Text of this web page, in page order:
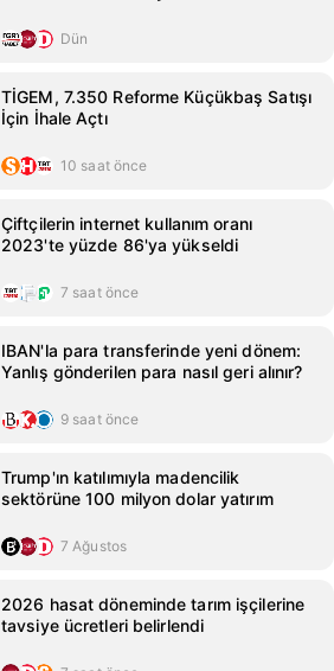
Dün
TİGEM, 7.350 Reforme Küçükbaş Satışı
İçin İhale Açtı
10 saat önce
Çiftçilerin internet kullanım oranı
2023'te yüzde 86'ya yükseldi
7 saat önce
IBAN'la para transferinde yeni dönem:
Yanlış gönderilen para nasıl geri alınır?
9 saat önce
Trump'ın katılımıyla madencilik
sektörüne 100 milyon dolar yatırım
7 Ağustos
2026 hasat döneminde tarım işçilerine
tavsiye ücretleri belirlendi